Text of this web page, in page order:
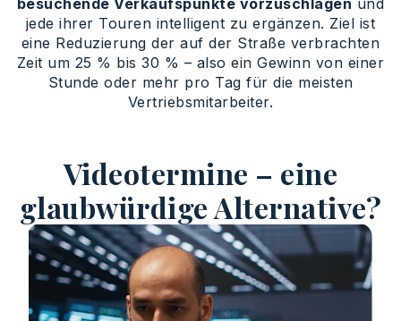
besuchende Verkaufspunkte vorzuschlagen und
jede ihrer Touren intelligent zu ergänzen. Ziel ist
eine Reduzierung der auf der Straße verbrachten
Zeit um 25 % bis 30 % – also ein Gewinn von einer
Stunde oder mehr pro Tag für die meisten
Vertriebsmitarbeiter.
Videotermine – eine
glaubwürdige Alternative?